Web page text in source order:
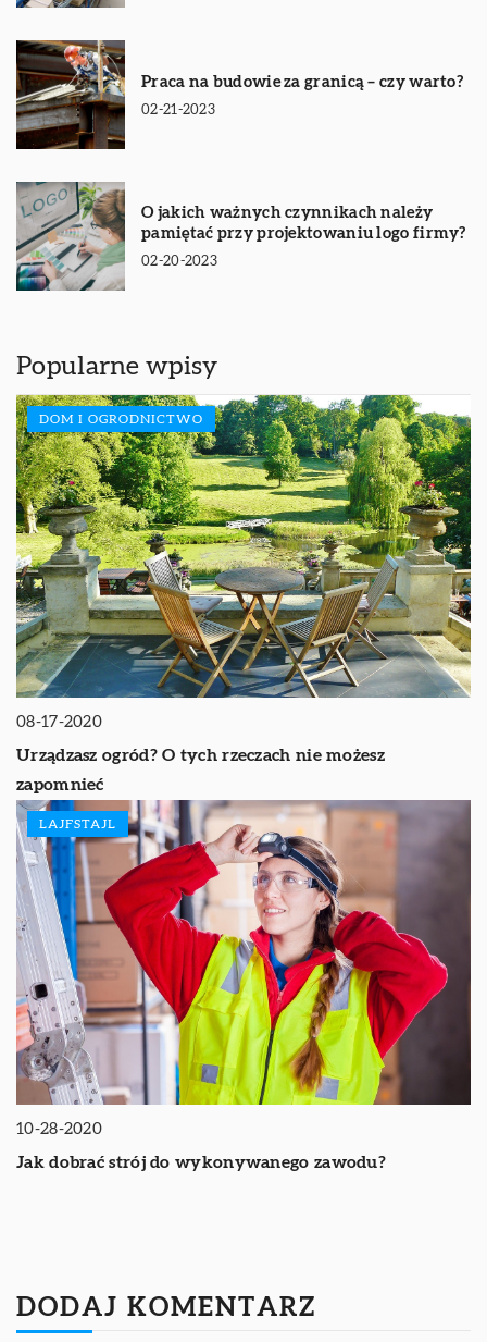
Praca na budowie za granicą – czy warto?
02-21-2023
O jakich ważnych czynnikach należy
pamiętać przy projektowaniu logo firmy?
02-20-2023
Popularne wpisy
DOM I OGRODNICTWO
08-17-2020
Urządzasz ogród? O tych rzeczach nie możesz
zapomnieć
LAJFSTAJL
10-28-2020
Jak dobrać strój do wykonywanego zawodu?
DODAJ KOMENTARZ